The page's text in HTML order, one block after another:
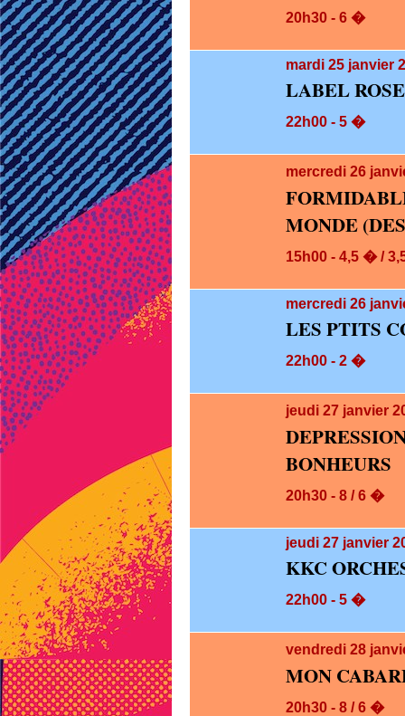
20h30 - 6 �
mardi 25 janvier
LABEL
22h00 - 5 �
mercredi 26
MONDE
15h00 - 4,5 � /
mercredi 26
LES PTITS
22h00 - 2 �
jeudi 27 janvier
BONHEURS
20h30 - 8 / 6 �
jeudi 27 janvier
KKC
22h00 - 5 �
vendredi 28
MON
20h30 - 8 / 6 �